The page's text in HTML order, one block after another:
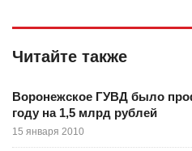
Читайте также
Воронежское ГУВД было
году на 1,5 млрд рублей
15 января 2010